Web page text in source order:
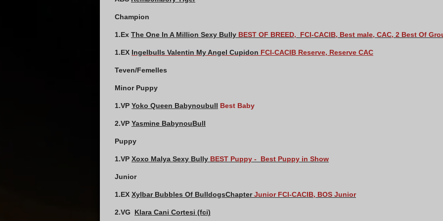
Champion
1.Ex The One In A Million Sexy Bully BEST OF BREED, FCI-CACIB, Best male, CAC, 2 Best Of
1.EX Ingelbulls Valentin My Angel Cupidon FCI-CACIB Reserve, Reserve CAC
Teven/Femelles
Minor Puppy
1.VP Yoko Queen Babynoubull Best Baby
2.VP Yasmine BabynouBull
Puppy
1.VP Xoxo Malya Sexy Bully BEST Puppy - Best Puppy in Show
Junior
1.EX Xylbar Bubbles Of BulldogsChapterJunior FCI-CACIB, BOS Junior
2.VG Klara Cani Cortesi (fci)